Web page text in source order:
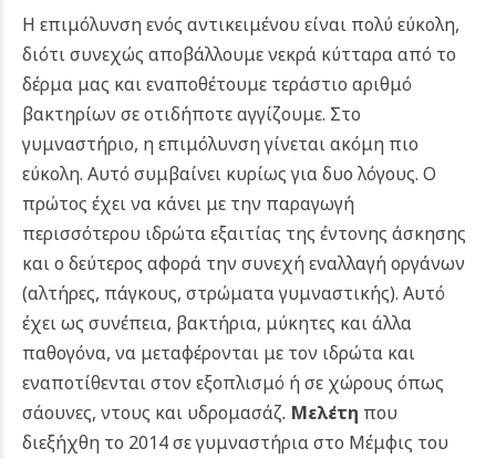
Η επιμόλυνση ενός αντικειμένου είναι πολύ εύκολη,
διότι συνεχώς αποβάλλουμε νεκρά κύτταρα από το
δέρμα μας και εναποθέτουμε τεράστιο αριθμό
βακτηρίων σε οτιδήποτε αγγίζουμε. Στο
γυμναστήριο, η επιμόλυνση γίνεται ακόμη πιο
εύκολη. Αυτό συμβαίνει κυρίως για δυο λόγους. Ο
πρώτος έχει να κάνει με την παραγωγή
περισσότερου ιδρώτα εξαιτίας της έντονης άσκησης
και ο δεύτερος αφορά την συνεχή εναλλαγή οργάνων
(αλτήρες, πάγκους, στρώματα γυμναστικής). Αυτό
έχει ως συνέπεια, βακτήρια, μύκητες και άλλα
παθογόνα, να μεταφέρονται με τον ιδρώτα και
εναποτίθενται στον εξοπλισμό ή σε χώρους όπως
σάουνες, ντους και υδρομασάζ. Μελέτη που
διεξήχθη το 2014 σε γυμναστήρια στο Μέμφις του